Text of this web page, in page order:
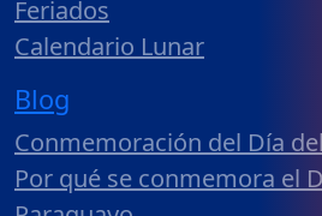
Feriados
Calendario Lunar
Blog
Conmemoración del Día
Por qué se conmemora el